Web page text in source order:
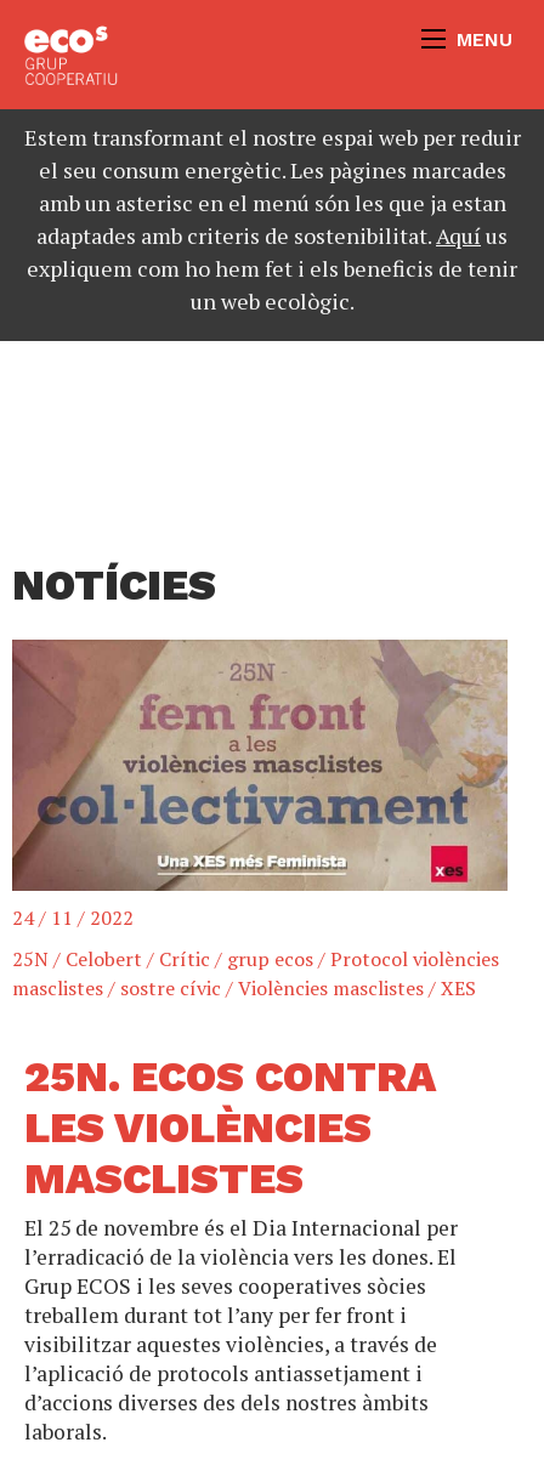
MENU
Estem transformant el nostre espai web per reduir
el seu consum energètic. Les pàgines marcades
amb un asterisc en el menú són les que ja estan
adaptades amb criteris de sostenibilitat.Aquíus
expliquem com ho hem fet i els beneficis de tenir
un web ecològic.
NOTÍCIES
24 / 11 / 2022
25N/ Celobert / Crític / grup ecos/Protocol violències
masclistes/ sostre cívic /Violències masclistes/XES
25N. ECOS CONTRA
LES VIOLÈNCIES
MASCLISTES
El 25 de novembre és el Dia Internacional per
l’erradicació de la violència vers les dones. El
Grup ECOS i les seves cooperatives sòcies
treballem durant tot l’any per fer front i
visibilitzar aquestes violències, a través de
l’aplicació de protocols antiassetjament i
d’accions diverses des dels nostres àmbits
laborals.